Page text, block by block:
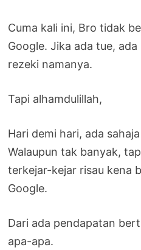
Cuma kali ini, Bro tidak
Google. Jika ada tue,
rezeki namanya.
Tapi alhamdulillah,
Hari demi hari, ada
Walaupun tak banyak,
terkejar-kejar risau kena
Google.
Dari ada pendapatan
apa-apa.